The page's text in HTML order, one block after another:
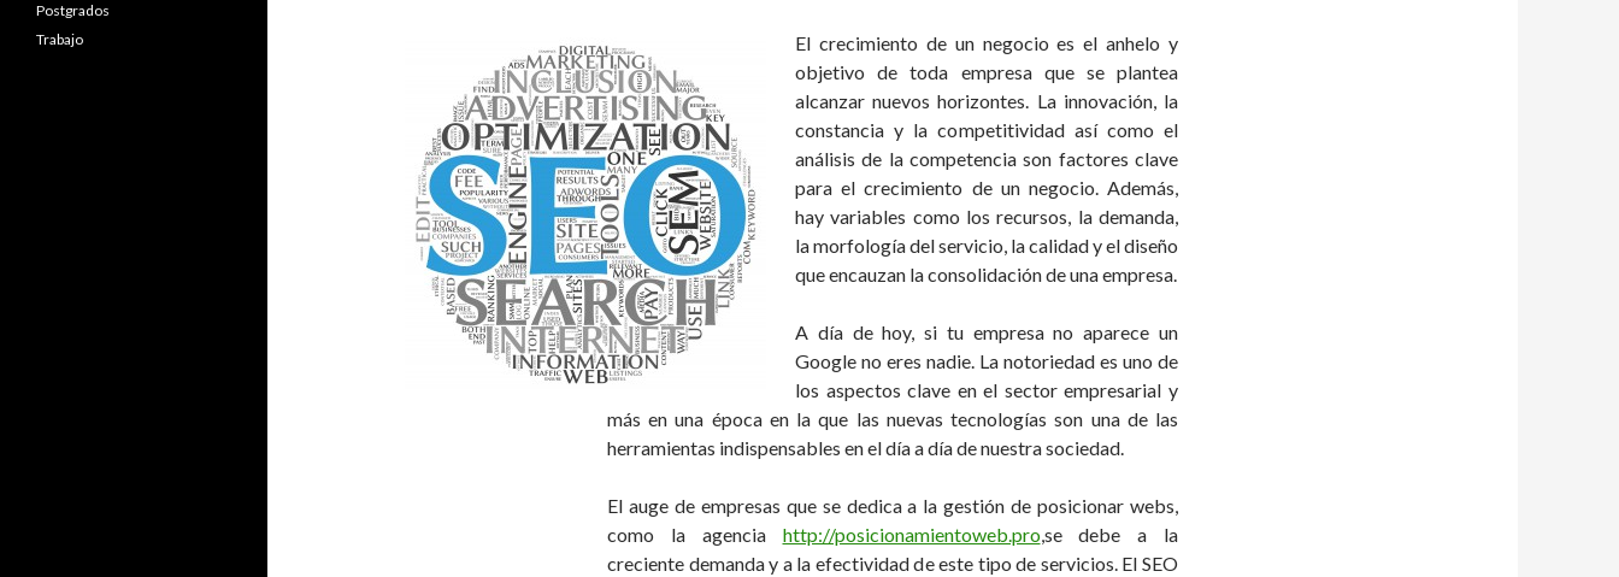
El crecimiento de un negocio es el anhelo y
objetivo de toda empresa que se plantea
alcanzar nuevos horizontes. La innovación, la
constancia y la competitividad así como el
análisis de la competencia son factores clave
para el crecimiento de un negocio. Además,
hay variables como los recursos, la demanda,
la morfología del servicio, la calidad y el diseño
que encauzan la consolidación de una empresa.
A día de hoy, si tu empresa no aparece un
Google no eres nadie. La notoriedad es uno de
los aspectos clave en el sector empresarial y
más en una época en la que las nuevas tecnologías son una de las
herramientas indispensables en el día a día de nuestra sociedad.
El auge de empresas que se dedica a la gestión de posicionar webs,
como la agencia http://posicionamientoweb.pro,se debe a la
creciente demanda y a la efectividad de este tipo de servicios. El SEO
Postgrados
Trabajo